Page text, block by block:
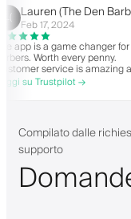
helpful.
L( Lauren (The Den
Feb 17, 2024
The app is a game changer
barbers. Worth every penny.
Customer service is
helps with everything or
they need. Definitely
Leggi su Trustpilot →
Compilato dalle
supporto